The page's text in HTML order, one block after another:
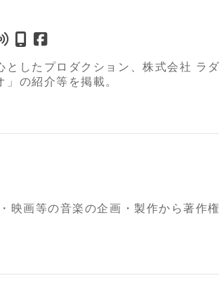
したプロダクション、株式会社 ラ
の紹介等を掲載。
映画等の音楽の企画・製作から著作